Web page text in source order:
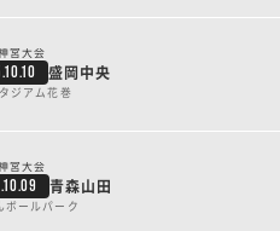
宮大会
盛岡中央
ジアム花巻
宮大会
青森山田
ボールパーク